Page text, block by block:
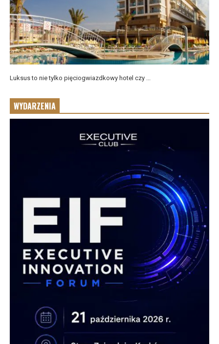
Luksus to nie tylko pięciogwiazdkowy hotel czy ...
WYDARZENIA